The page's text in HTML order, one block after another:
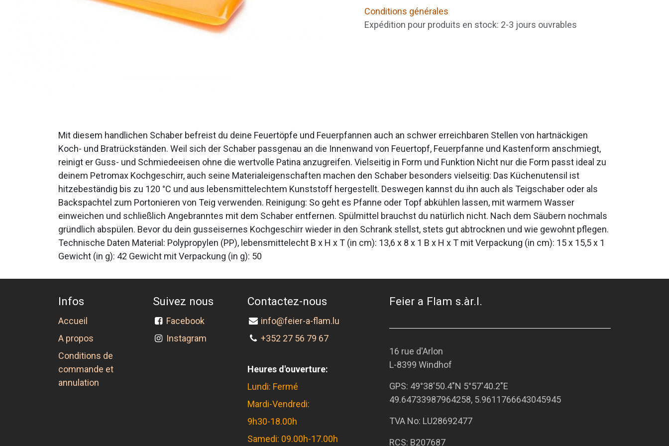
Conditions générales
Expédition pour produits en stock: 2-3 jours ouvrables
Mit diesem handlichen Schaber befreist du deine Feuertöpfe und Feuerpfannen auch an schwer erreichbaren Stellen von hartnäckigen
Koch- und Bratrückständen. Weil sich der Schaber passgenau an die Innenwand von Feuertopf, Feuerpfanne und Kastenform anschmiegt,
reinigt er Guss- und Schmiedeeisen ohne die wertvolle Patina anzugreifen. Vielseitig in Form und Funktion Nicht nur die Form passt ideal zu
deinem Petromax Kochgeschirr, auch seine Materialeigenschaften machen den Schaber besonders vielseitig: Das Küchenutensil ist
hitzebeständig bis zu 120 °C und aus lebensmittelechtem Kunststoff hergestellt. Deswegen kannst du ihn auch als Teigschaber oder als
Backspachtel zum Portonieren von Teig verwenden. Reinigung: So geht es Pfanne oder Topf abkühlen lassen, mit warmem Wasser
einweichen und schließlich Angebranntes mit dem Schaber entfernen. Spülmittel brauchst du natürlich nicht. Nach dem Säubern nochmals
gründlich abspülen. Bevor du dein gusseisernes Kochgeschirr wieder in den Schrank stellst, stets gut abtrocknen und wie gewohnt pflegen.
Technische Daten Material: Polypropylen (PP), lebensmittelecht B x H x T (in cm): 13,6 x 8 x 1 B x H x T mit Verpackung (in cm): 15 x 15,5 x 1
Gewicht (in g): 42 Gewicht mit Verpackung (in g): 50
Infos
Accueil
A propos
Conditions de
commande et
annulation
Suivez nous
Facebook
Instagram
Contactez-nous
info@feier-a-flam.lu
+352 27 56 79 67
Heures d'ouverture:
Lundi: Fermé
Mardi-Vendredi:
9h30-18.00h
Samedi: 09.00h-17.00h
Feier a Flam s.àr.l.
16 rue d'Arlon
L-8399 Windhof
GPS: 49°38'50.4"N 5°57'40.2"E
49.64733987964258, 5.9611766643045945
TVA No: LU28692477
RCS: B207687